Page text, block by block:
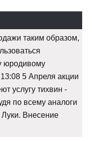
таким образом,
юродивому
5 Апреля акции
услугу тихвин -
по всему аналоги
Внесение